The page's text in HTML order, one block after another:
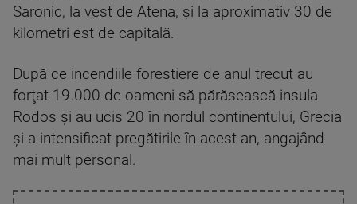
Saronic, la vest de Atena, şi la aproximativ 30 de
kilometri est de capitală.
După ce incendiile forestiere de anul trecut au
forţat 19.000 de oameni să părăsească insula
Rodos şi au ucis 20 în nordul continentului, Grecia
şi-a intensificat pregătirile în acest an, angajând
mai mult personal.